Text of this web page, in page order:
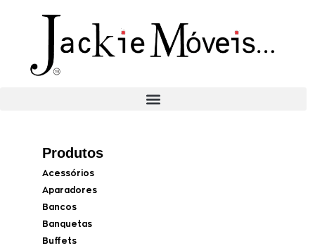
Produtos
Acessórios
Aparadores
Bancos
Banquetas
Buffets